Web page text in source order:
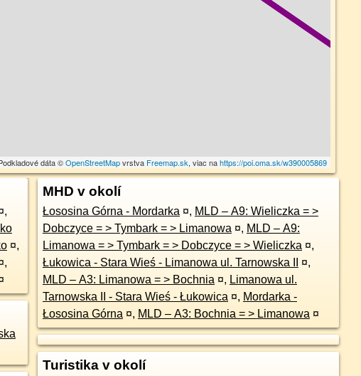
dáta ©OpenStreetMapvrstva Freemap.sk, viac nahttps://poi.oma.sk/w390005869
,
¤,
,
MHD v okolí
Łososina Górna - Mordarka ¤, MLD – A9: Wieliczka = >
Dobczyce = > Tymbark = > Limanowa ¤, MLD – A9:
Limanowa = > Tymbark = > Dobczyce = > Wieliczka ¤,
Łukowica - Stara Wieś - Limanowa ul. Tarnowska II
¤,
MLD – A3: Limanowa = > Bochnia ¤, Limanowa ul.
Tarnowska II - Stara Wieś - Łukowica ¤, Mordarka -
Łososina Górna ¤, MLD – A3: Bochnia = > Limanowa ¤
Turistika v okolí